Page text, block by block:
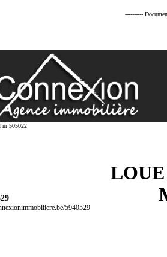
----------
nr 505022
5940529